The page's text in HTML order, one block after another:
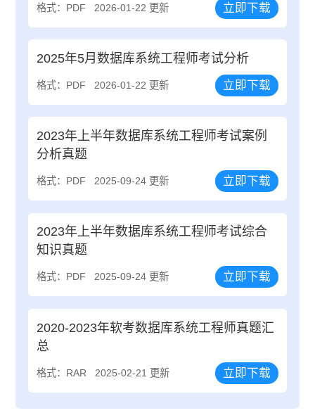
格式：PDF 2026-01-22 更新 立即下载
2025年5月数据库系统工程师考试分析
格式：PDF 2026-01-22 更新 立即下载
2023年上半年数据库系统工程师考试案例
分析真题
格式：PDF 2025-09-24 更新 立即下载
2023年上半年数据库系统工程师考试综合
知识真题
格式：PDF 2025-09-24 更新 立即下载
2020-2023年软考数据库系统工程师真题汇
总
格式：RAR 2025-02-21 更新 立即下载